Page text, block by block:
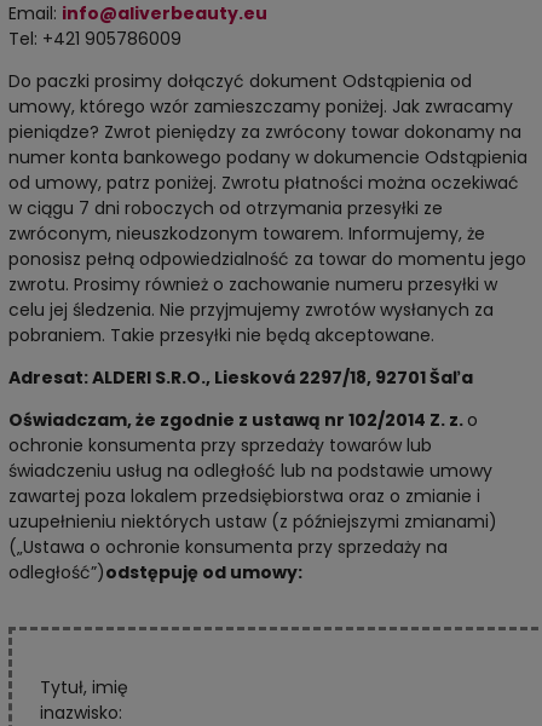
Email: info@aliverbeauty.eu
Tel: +421 905786009
Do paczki prosimy dołączyć dokument Odstąpienia od
umowy, którego wzór zamieszczamy poniżej. Jak zwracamy
pieniądze? Zwrot pieniędzy za zwrócony towar dokonamy na
numer konta bankowego podany w dokumencie Odstąpienia
od umowy, patrz poniżej. Zwrotu płatności można oczekiwać
w ciągu 7 dni roboczych od otrzymania przesyłki ze
zwróconym, nieuszkodzonym towarem. Informujemy, że
ponosisz pełną odpowiedzialność za towar do momentu jego
zwrotu. Prosimy również o zachowanie numeru przesyłki w
celu jej śledzenia. Nie przyjmujemy zwrotów wysłanych za
pobraniem. Takie przesyłki nie będą akceptowane.
Adresat: ALDERI S.R.O., Liesková 2297/18, 92701 Šaľa
Oświadczam, że zgodnie z ustawą nr 102/2014 Z. z. o
ochronie konsumenta przy sprzedaży towarów lub
świadczeniu usług na odległość lub na podstawie umowy
zawartej poza lokalem przedsiębiorstwa oraz o zmianie i
uzupełnieniu niektórych ustaw (z późniejszymi zmianami)
(„Ustawa o ochronie konsumenta przy sprzedaży na
odległość”)odstępuję od umowy:
Tytuł, imię
inazwisko: